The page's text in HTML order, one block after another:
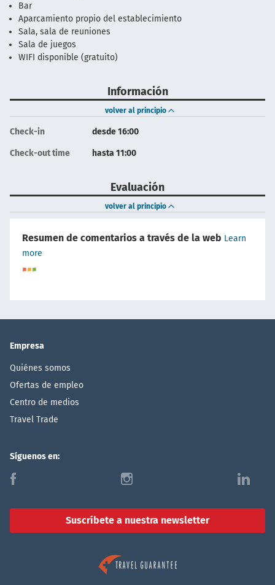
Bar
Aparcamiento propio del establecimiento
Sala, sala de reuniones
Sala de juegos
WIFI disponible (gratuito)
Información
volver al principio
Check-in desde 16:00
Check-out time hasta 11:00
Evaluación
volver al principio
Resumen de comentarios a través de la web Learn
more
Empresa
Quiénes somos
Ofertas de empleo
Centro de medios
Travel Trade
Síguenos en:
f i l
Suscríbete a nuestra newsletter